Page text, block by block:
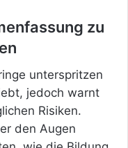
zu
unterspritzen
jedoch warnt
Risiken.
den Augen